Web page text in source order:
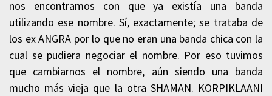
nos encontramos con que ya existía una banda
utilizando ese nombre. Sí, exactamente; se trataba de
los ex ANGRA por lo que no eran una banda chica con la
cual se pudiera negociar el nombre. Por eso tuvimos
que cambiarnos el nombre, aún siendo una banda
mucho más vieja que la otra SHAMAN. KORPIKLAANI